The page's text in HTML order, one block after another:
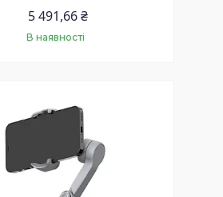
5 491,66 ₴
В наявності